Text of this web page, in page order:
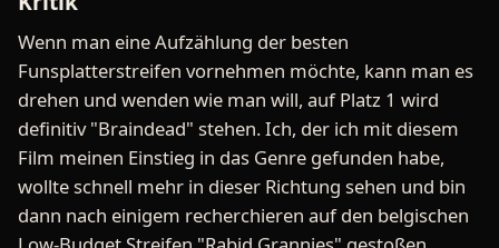
Wenn man eine Aufzählung der besten
Funsplatterstreifen vornehmen möchte, kann man es
drehen und wenden wie man will, auf Platz 1 wird
definitiv "Braindead" stehen. Ich, der ich mit diesem
Film meinen Einstieg in das Genre gefunden habe,
wollte schnell mehr in dieser Richtung sehen und bin
dann nach einigem recherchieren auf den belgischen